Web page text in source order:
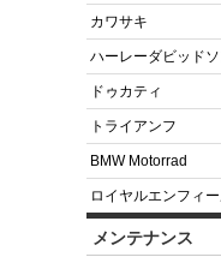
カワサキ
ハーレーダビッド
ドゥカティ
トライアンフ
BMW Motorrad
ロイヤルエンフィ
メンテナンス